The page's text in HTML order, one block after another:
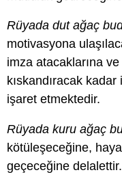
Rüyada dut ağaç
motivasyona
imza atacaklarına
kıskandıracak
işaret etmektedir.
Rüyada kuru ağaç
kötüleşeceğine,
geçeceğine delalettir.